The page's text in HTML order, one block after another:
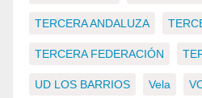
TERCERA ANDALUZA
TERCERA FEDERACIÓN
UD LOS BARRIOS Vela